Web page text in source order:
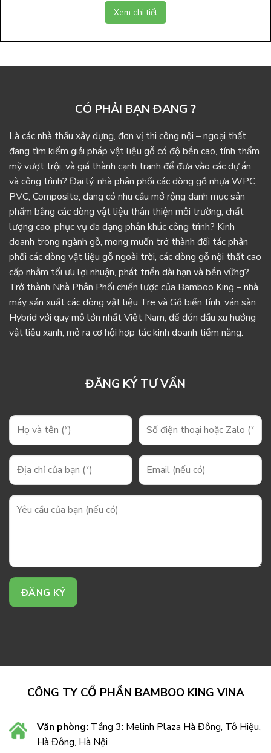
Xem chi tiết
CÓ PHẢI BẠN ĐANG ?
Là các nhà thầu xây dựng, đơn vị thi công nội – ngoại thất,
đang tìm kiếm giải pháp vật liệu gỗ có độ bền cao, tính thẩm
mỹ vượt trội, và giá thành cạnh tranh để đưa vào các dự án
và công trình? Đại lý, nhà phân phối các dòng gỗ nhựa WPC,
PVC, Composite, đang có nhu cầu mở rộng danh mục sản
phẩm bằng các dòng vật liệu thân thiện môi trường, chất
lượng cao, phục vụ đa dạng phân khúc công trình? Kinh
doanh trong ngành gỗ, mong muốn trở thành đối tác phân
phối các dòng vật liệu gỗ ngoài trời, các dòng gỗ nội thất cao
cấp nhằm tối ưu lợi nhuận, phát triển dài hạn và bền vững?
Trở thành Nhà Phân Phối chiến lược của Bamboo King – nhà
máy sản xuất các dòng vật liệu Tre và Gỗ biến tính, ván sàn
Hybrid với quy mô lớn nhất Việt Nam, để đón đầu xu hướng
vật liệu xanh, mở ra cơ hội hợp tác kinh doanh tiềm năng.
ĐĂNG KÝ TƯ VẤN
CÔNG TY CỔ PHẦN BAMBOO KING VINA
Văn phòng: Tầng 3: Melinh Plaza Hà Đông, Tô Hiệu,
Hà Đông, Hà Nội